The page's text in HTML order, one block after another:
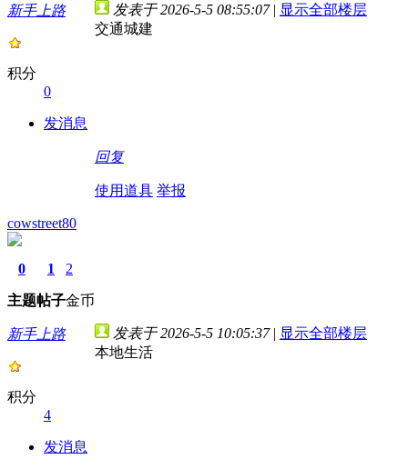
新手上路
积分
0
发消息
发表于 2026-5-5 08:55:07 | 显示全部楼层
交通城建
回复
使用道具 举报
cowstreet80
0
主题
1
帖子
2
金币
新手上路
积分
4
发消息
发表于 2026-5-5 10:05:37 | 显示全部楼层
本地生活